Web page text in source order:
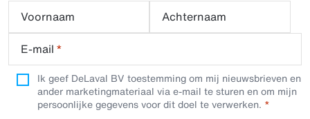
Voornaam
Achternaam
E-mail *
Ik geef DeLaval BV toestemming om mij nieuwsbrieven en
ander marketingmateriaal via e-mail te sturen en om mijn
persoonlijke gegevens voor dit doel te verwerken.